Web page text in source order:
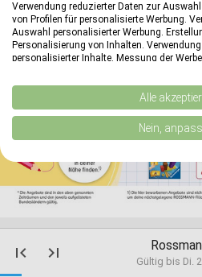
first_page last_page Gültig bis Di.
Verwendung reduzierter Daten zur
von Profilen für personalisierte Werbung.
Auswahl personalisierter Werbung.
Personalisierung von Inhalten.
personalisierter Inhalte. Messung der
Kombinationen von Daten aus
Verbesserung der Angebote. Verwendung
von Inhalten.
Daten können außerhalb der Europäischen
USA gesendet werden.
Website/App.
Partnerliste anzeigen (1 IAB-
IAB-Verarbeitungszwecke:
Speichern von oder Zugriff auf
Alle
Nein,